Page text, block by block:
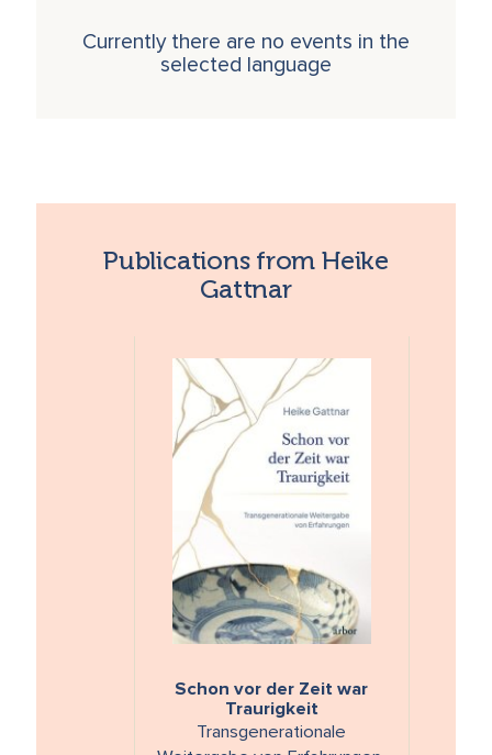
Currently there are no events in the
selected language
Publications from Heike
Gattnar
Schon vor der Zeit war
Traurigkeit
Transgenerationale